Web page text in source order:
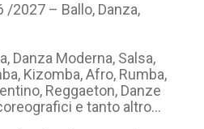
2027 – Ballo, Danza,
Danza Moderna, Salsa,
Kizomba, Afro, Rumba,
Reggaeton, Danze
e tanto altro…